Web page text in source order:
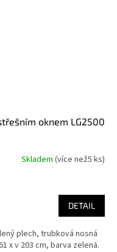
střešním oknem LG2500
Skladem (více než5 ks)
DETAIL
plech, trubková nosná
x v 203 cm, barva zelená.